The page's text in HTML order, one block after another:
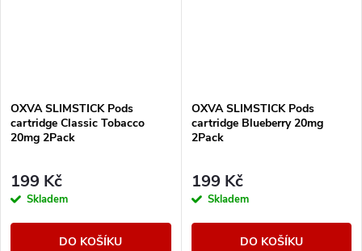
OXVA SLIMSTICK Pods
cartridge Classic Tobacco
20mg 2Pack
199 Kč
Skladem
DO KOŠÍKU
OXVA SLIMSTICK Pods
cartridge Blueberry 20mg
2Pack
199 Kč
Skladem
DO KOŠÍKU